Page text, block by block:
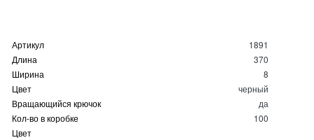
Артикул
1891
Длина
370
Ширина
8
Цвет
черный
Вращающийся крючок
да
Кол-во в коробке
100
Цвет